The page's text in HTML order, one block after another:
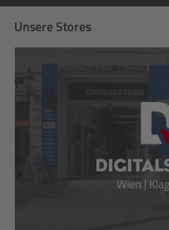
Unsere Stores